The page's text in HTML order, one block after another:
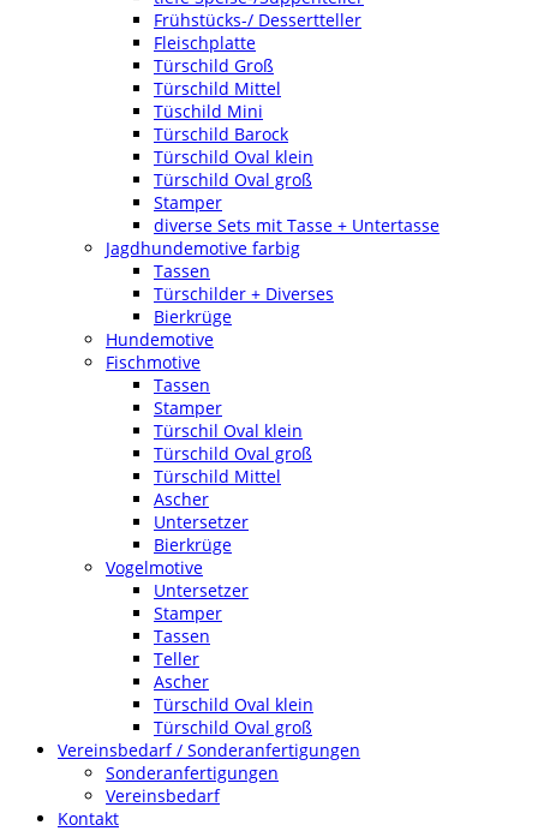
Frühstücks-/ Dessertteller
Fleischplatte
Türschild Groß
Türschild Mittel
Tüschild Mini
Türschild Barock
Türschild Oval klein
Türschild Oval groß
Stamper
diverse Sets mit Tasse + Untertasse
Jagdhundemotive farbig
Tassen
Türschilder + Diverses
Bierkrüge
Hundemotive
Fischmotive
Tassen
Stamper
Türschil Oval klein
Türschild Oval groß
Türschild Mittel
Ascher
Untersetzer
Bierkrüge
Vogelmotive
Untersetzer
Stamper
Tassen
Teller
Ascher
Türschild Oval klein
Türschild Oval groß
Vereinsbedarf / Sonderanfertigungen
Sonderanfertigungen
Vereinsbedarf
Kontakt